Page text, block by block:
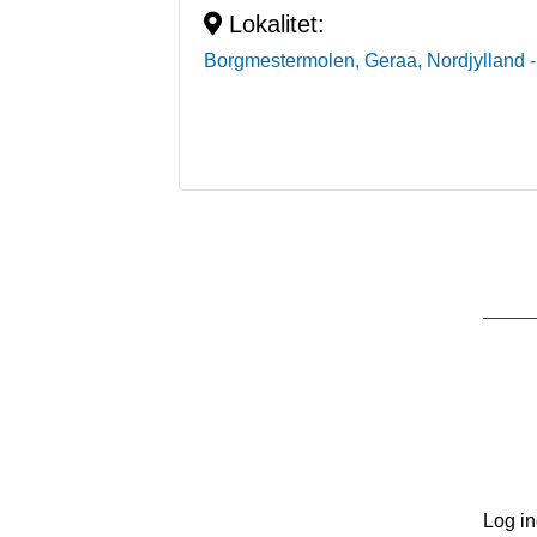
Lokalitet:
Borgmestermolen, Geraa, Nordjylland
Log